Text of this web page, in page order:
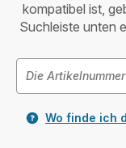
kompatibel ist,
Suchleiste unten
Wo finde ich